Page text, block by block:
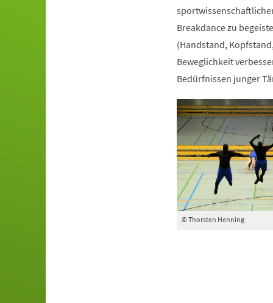
Breakdance zu
(Handstand,
Beweglichkeit
Bedürfnissen junger
© Thorsten Henning